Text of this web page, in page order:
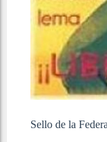
Sello de la